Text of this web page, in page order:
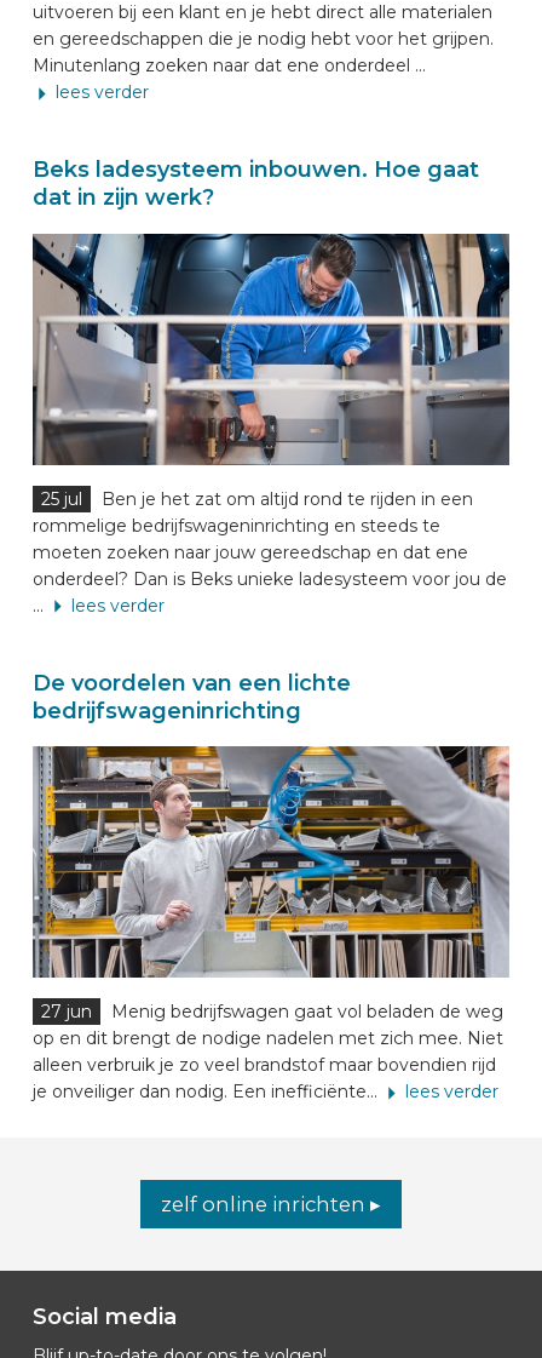
uitvoeren bij een klant en je hebt direct alle materialen
en gereedschappen die je nodig hebt voor het grijpen.
Minutenlang zoeken naar dat ene onderdeel ...
lees verder
Beks ladesysteem inbouwen. Hoe gaat
dat in zijn werk?
25 jul
Ben je het zat om altijd rond te rijden in een
rommelige bedrijfswageninrichting en steeds te
moeten zoeken naar jouw gereedschap en dat ene
onderdeel? Dan is Beks unieke ladesysteem voor jou de
...
lees verder
De voordelen van een lichte
bedrijfswageninrichting
27 jun
Menig bedrijfswagen gaat vol beladen de weg
op en dit brengt de nodige nadelen met zich mee. Niet
alleen verbruik je zo veel brandstof maar bovendien rijd
je onveiliger dan nodig. Een inefficiënte...
lees verder
zelf online inrichten ▸
Social media